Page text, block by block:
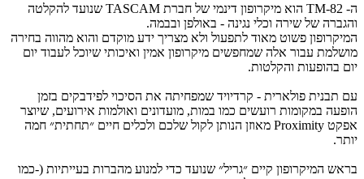
ה- TM-82 הוא מיקרופון דינמי של חברת TASCAM שנועד להקלטה
והגברה של שירה וכלי נגינה - באולפן ובבמה.
המיקרופון פשוט מאוד לתפעול ולא מצריך ידע מוקדם והוא מהווה בחירה
מושלמת עבור אלה שמחפשים מיקרופון אמין ואיכותי שיוכל לעבוד יום
יום בהופעות והקלטות.
עם תבנית פולארית - קרדיויד שמפחיתה את הסיכוי לפידבקים בזמן
הופעה במקומות רועשים כמו במות, מועדונים ואולמות אירועים, שיוצר
אפקט Proximity מאוזן הנותן לקול שלכם ולכלים חיים ״תחתית״ חמה
יותר.
בראש המיקרופון קיים ״גריל״ שנועד כדי למנוע מהברות בעייתיות (-כמו